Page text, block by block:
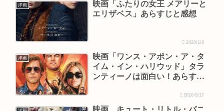
洋画
映画「ふたりの女王 メアリーと
エリザベス」あらすじと感想
2020/1/8
洋画
映画「ワンス・アポン・ア・タ
イム・イン・ハリウッド」タラ
ンティーノは面白い！あらす
2020/9/17
映画 キュート・リトル・バニ